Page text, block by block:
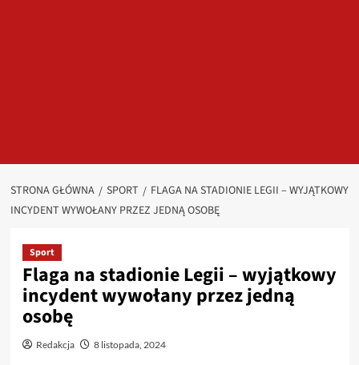
STRONA GŁÓWNA SPORT
FLAGA NA STADIONIE LEGII – WYJĄTKOWY
INCYDENT WYWOŁANY PRZEZ JEDNĄ OSOBĘ
Sport
Flaga na stadionie Legii – wyjątkowy
incydent wywołany przez jedną
osobę
Redakcja 8 listopada, 2024